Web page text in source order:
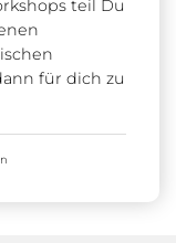
teil Du
für dich zu